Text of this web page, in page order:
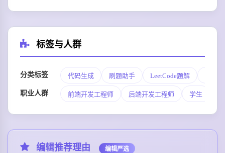
标签与人群
分类标签 代码生成 刷题助手 LeetCode题解
职业人群 前端开发工程师 后端开发工程师 学生
编辑推荐理由 编辑严选